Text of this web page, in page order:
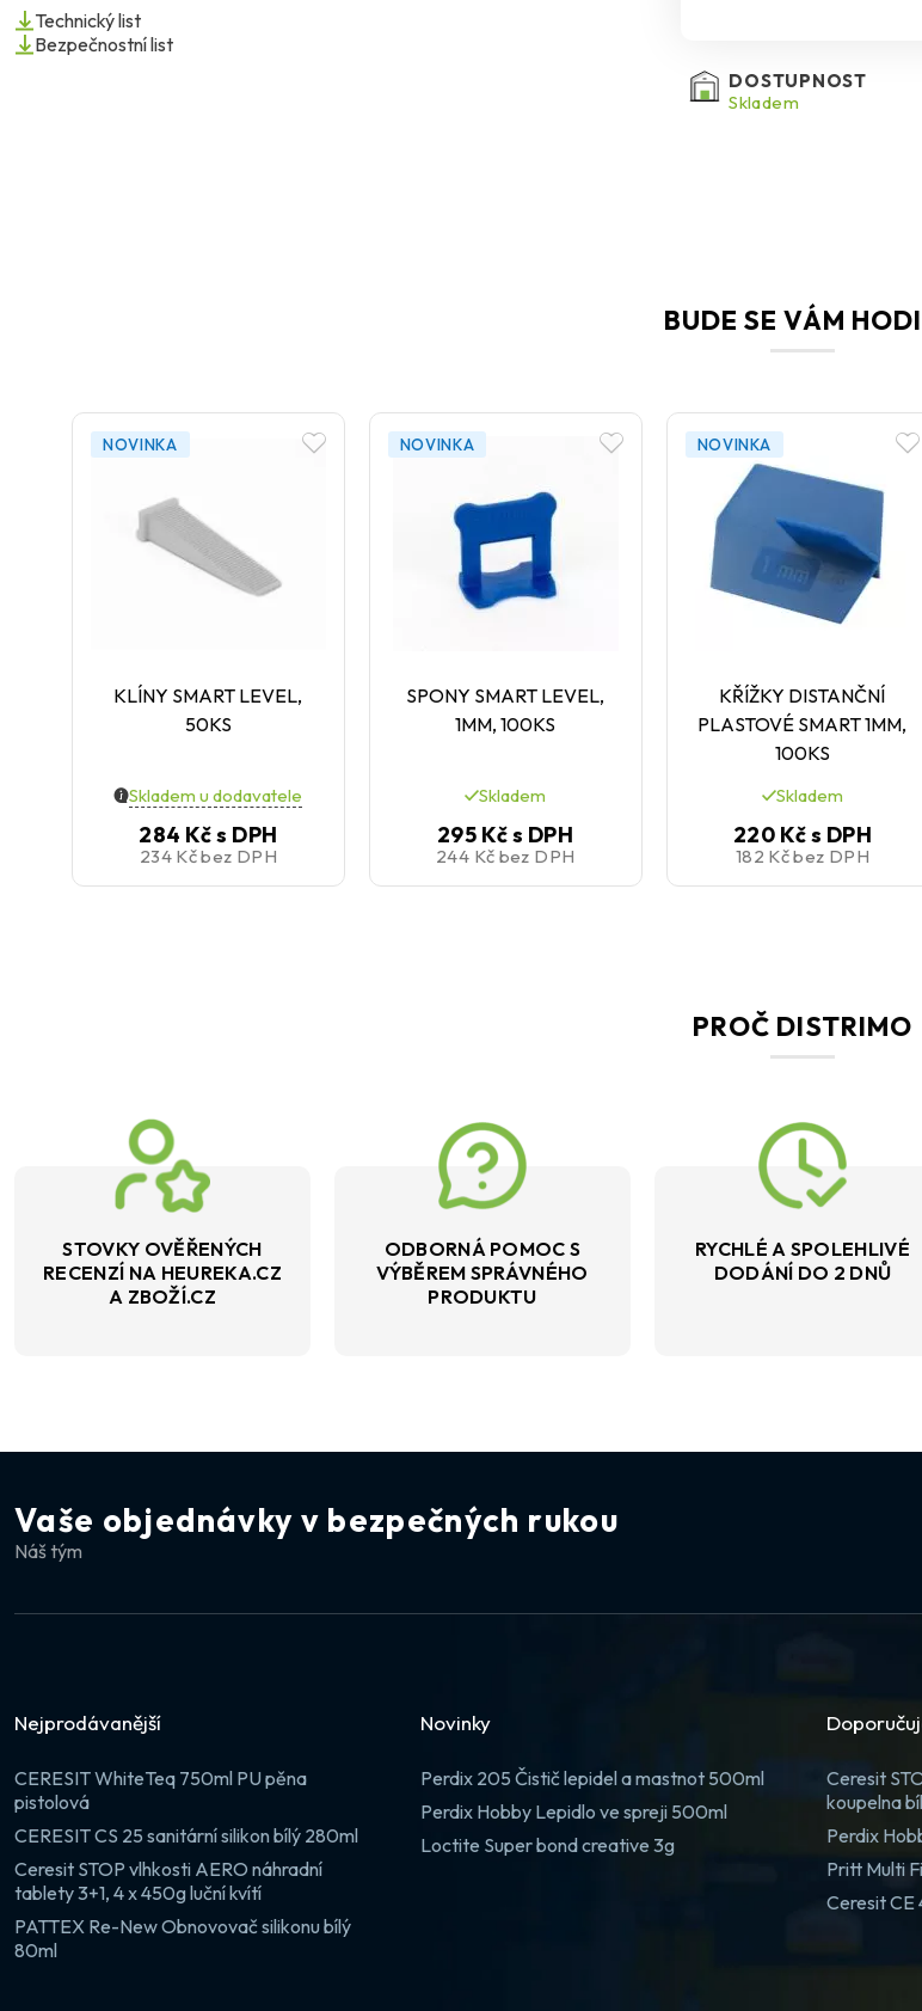
Technický list
Bezpečnostní list
DOSTUPNOST
Skladem
BUDE SE VÁM
NOVINKA
KLÍNY SMART LEVEL,
50KS
Skladem u dodavatele
284 Kčs DPH
234 Kčbez DPH
NOVINKA
SPONY SMART LEVEL,
1MM, 100KS
Skladem
295 Kčs DPH
244 Kč bez DPH
NOVINKA
KŘÍŽKY DISTANČNÍ
PLASTOVÉ SMART 1MM,
100KS
Skladem
220 Kčs DPH
182 Kčbez DPH
PROČ DISTRIMO
STOVKY OVĚŘENÝCH
RECENZÍ NA HEUREKA.CZ
A ZBOŽÍ.CZ
ODBORNÁ POMOC S
VÝBĚREM SPRÁVNÉHO
PRODUKTU
RYCHLÉ A SPOLEHLIVÉ
DODÁNÍ DO 2 DNŮ
Vaše objednávky v bezpečných rukou
Náš tým
Nejprodávanější
CERESIT WhiteTeq 750ml PU pěna
pistolová
CERESIT CS 25 sanitární silikon bílý 280ml
Ceresit STOP vlhkosti AERO náhradní
tablety 3+1, 4 x 450g luční kvítí
PATTEX Re-New Obnovovač silikonu bílý
80ml
Novinky
Perdix 205 Čistič lepidel a mastnot 500ml
Perdix Hobby Lepidlo ve spreji 500ml
Loctite Super bond creative 3g
Ceresit
koupelna
Perdix
Pritt Multi
Ceresit